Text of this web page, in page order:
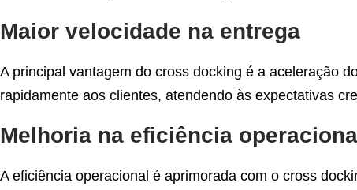
Maior velocidade na entrega
A principal vantagem do cross docking é a aceleração
rapidamente aos clientes, atendendo às expectativas
Melhoria na eficiência
A eficiência operacional é aprimorada com o cross